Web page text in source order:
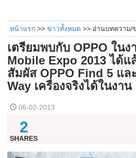
หน้าแรก >> ข่าวทั้งหมด >> อ่านบทความ/
เตรียมพบกับ OPPO ในง
Mobile Expo 2013 ได้แ
สัมผัส OPPO Find 5 แล
Way เครื่องจริงได้ในงาน
06-02-2013
2
SHARES